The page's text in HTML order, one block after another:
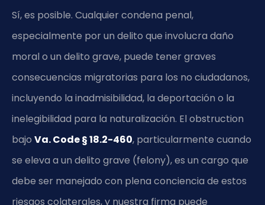
Sí, es posible. Cualquier condena penal,
especialmente por un delito que involucra daño
moral o un delito grave, puede tener graves
consecuencias migratorias para los no ciudadanos,
incluyendo la inadmisibilidad, la deportación o la
inelegibilidad para la naturalización. El obstruction
bajo Va. Code § 18.2-460, particularmente cuando
se eleva a un delito grave (felony), es un cargo que
debe ser manejado con plena conciencia de estos
riesgos colaterales, y nuestra firma puede